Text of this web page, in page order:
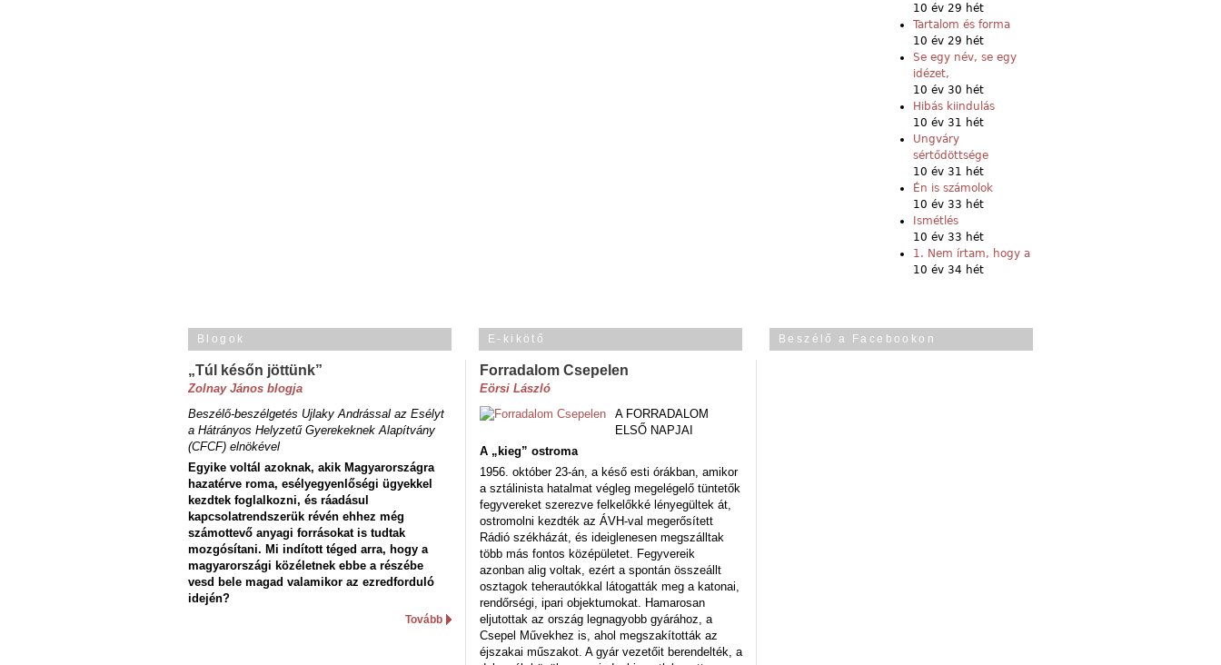
10 év 29 hét
Tartalom és forma
10 év 29 hét
Se egy név, se egy
idézet,
10 év 30 hét
Hibás kiindulás
10 év 31 hét
Ungváry
sértődöttsége
10 év 31 hét
Én is számolok
10 év 33 hét
Ismétlés
10 év 33 hét
1. Nem írtam, hogy a
10 év 34 hét
Blogok
„Túl későn jöttünk”
Zolnay János blogja
Beszélő-beszélgetés Ujlaky Andrással az Esélyt
a Hátrányos Helyzetű Gyerekeknek Alapítvány
(CFCF) elnökével
Egyike voltál azoknak, akik Magyarországra
hazatérve roma, esélyegyenlőségi ügyekkel
kezdtek foglalkozni, és ráadásul
kapcsolatrendszerük révén ehhez még
számottevő anyagi forrásokat is tudtak
mozgósítani. Mi indított téged arra, hogy a
magyarországi közéletnek ebbe a részébe
vesd bele magad valamikor az ezredforduló
idején?
Tovább
E-kikötő
Forradalom Csepelen
Eörsi László
A FORRADALOM
ELSŐ NAPJAI
A „kieg” ostroma
1956. október 23-án, a késő esti órákban, amikor
a sztálinista hatalmat végleg megelégelő tüntetők
fegyvereket szerezve felkelőkké lényegültek át,
ostromolni kezdték az ÁVH-val megerősített
Rádió székházát, és ideiglenesen megszálltak
több más fontos középületet. Fegyvereik
azonban alig voltak, ezért a spontán összeállt
osztagok teherautókkal látogatták meg a katonai,
rendőrségi, ipari objektumokat. Hamarosan
eljutottak az ország legnagyobb gyárához, a
Csepel Művekhez is, ahol megszakították az
éjszakai műszakot. A gyár vezetőit berendelték, a
Beszélő a Facebookon